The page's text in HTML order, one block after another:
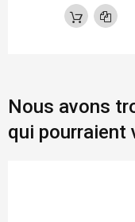
Nous avons
qui pourraient